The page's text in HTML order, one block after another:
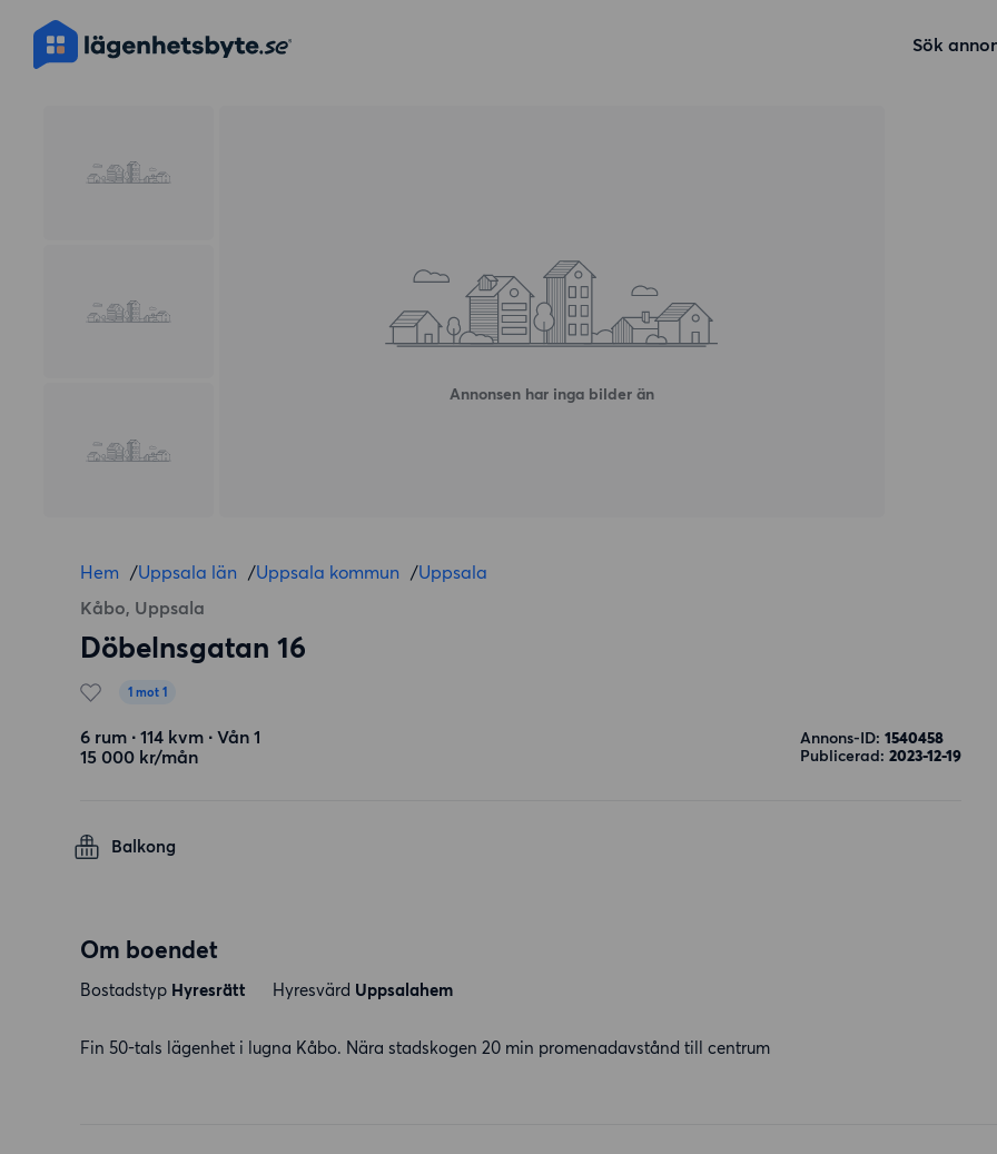
Sök
Annonsen har inga bilder än
Hem /Uppsala län /Uppsala kommun /Uppsala
Kåbo, Uppsala
Döbelnsgatan 16
1 mot 1
6 rum ∙ 114 kvm ∙ Vån 1
15 000 kr/mån
Annons-ID: 1540458
Publicerad: 2023-12-19
Balkong
Om boendet
Bostadstyp Hyresrätt Hyresvärd Uppsalahem
Fin 50-tals lägenhet i lugna Kåbo. Nära stadskogen 20 min promenadavstånd till centrum